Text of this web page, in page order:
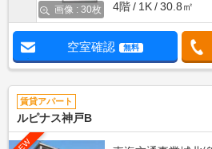
画像 : 30枚
4階
1K 30.8㎡
空室確認 無料
賃貸アパート
ルピナス神戸B